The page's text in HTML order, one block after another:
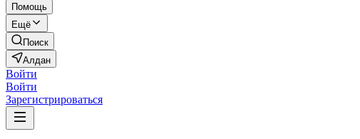
Помощь
Ещё
Поиск
Алдан
Войти
Войти
Зарегистрироваться